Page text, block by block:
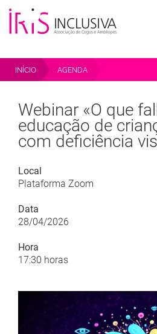
INÍCIO AGENDA
DEFICIÊNCIA VISUAL?»
Webinar «O que
educação de
com deficiência
Local
Plataforma Zoom
Data
28/04/2026
Hora
17:30 horas